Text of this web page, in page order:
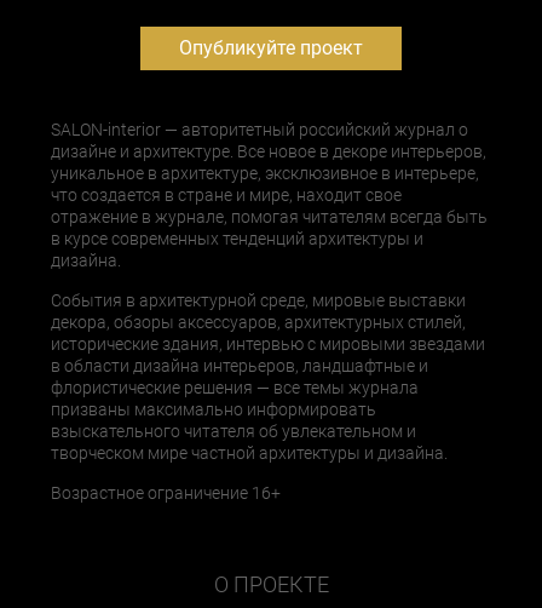
Опубликуйте проект
SALON-interior — авторитетный российский журнал о
дизайне и архитектуре. Все новое в декоре интерьеров,
уникальное в архитектуре, эксклюзивное в интерьере,
что создается в стране и мире, находит свое
отражение в журнале, помогая читателям всегда быть
в курсе современных тенденций архитектуры и
дизайна.
События в архитектурной среде, мировые выставки
декора, обзоры аксессуаров, архитектурных стилей,
исторические здания, интервью с мировыми звездами
в области дизайна интерьеров, ландшафтные и
флористические решения — все темы журнала
призваны максимально информировать
взыскательного читателя об увлекательном и
творческом мире частной архитектуры и дизайна.
Возрастное ограничение 16+
О ПРОЕКТЕ